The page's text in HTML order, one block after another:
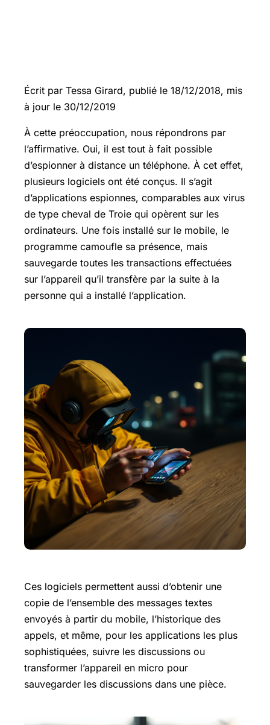
Écrit par Tessa Girard, publié le 18/12/2018, mis
à jour le 30/12/2019
À cette préoccupation, nous répondrons par
l’affirmative. Oui, il est tout à fait possible
d’espionner à distance un téléphone. À cet effet,
plusieurs logiciels ont été conçus. Il s’agit
d’applications espionnes, comparables aux virus
de type cheval de Troie qui opèrent sur les
ordinateurs. Une fois installé sur le mobile, le
programme camoufle sa présence, mais
sauvegarde toutes les transactions effectuées
sur l’appareil qu’il transfère par la suite à la
personne qui a installé l’application.
Ces logiciels permettent aussi d’obtenir une
copie de l’ensemble des messages textes
envoyés à partir du mobile, l’historique des
appels, et même, pour les applications les plus
sophistiquées, suivre les discussions ou
transformer l’appareil en micro pour
sauvegarder les discussions dans une pièce.